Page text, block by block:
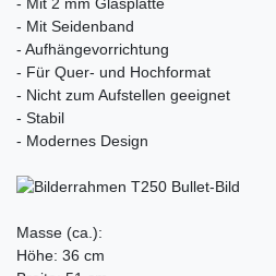
- Mit Seidenband
- Aufhängevorrichtung
- Für Quer- und Hochformat
- Nicht zum Aufstellen geeignet
- Stabil
- Modernes Design
Masse (ca.):
Höhe: 36 cm